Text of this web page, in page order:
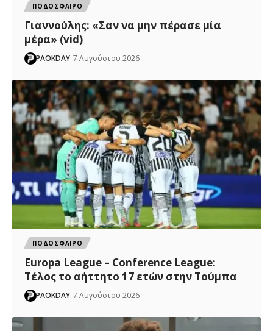
ΠΟΔΟΣΦΑΙΡΟ
Γιαννούλης: «Σαν να μην πέρασε μία
μέρα» (vid)
PAOKDAY 7 Αυγούστου 2026
ΠΟΔΟΣΦΑΙΡΟ
Europa League – Conference League:
Τέλος το αήττητο 17 ετών στην Τούμπα
PAOKDAY 7 Αυγούστου 2026